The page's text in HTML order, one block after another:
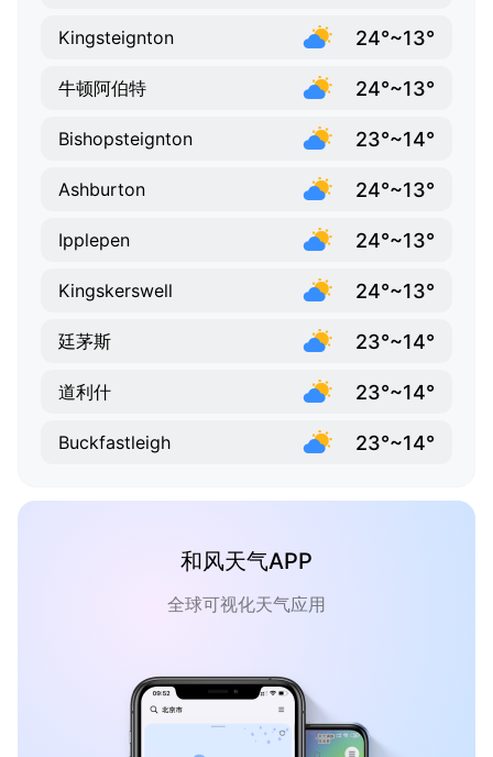
Kingsteignton 24°~13°
牛顿阿伯特 24°~13°
Bishopsteignton 23°~14°
Ashburton 24°~13°
Ipplepen 24°~13°
Kingskerswell 24°~13°
廷茅斯 23°~14°
道利什 23°~14°
Buckfastleigh 23°~14°
和风天气APP
全球可视化天气应用